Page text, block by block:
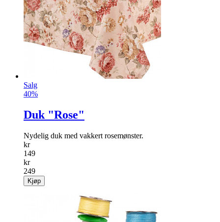
Salg
40%
Duk "Rose"
Nydelig duk med vakkert rosemønster.
kr
149
kr
249
Kjøp